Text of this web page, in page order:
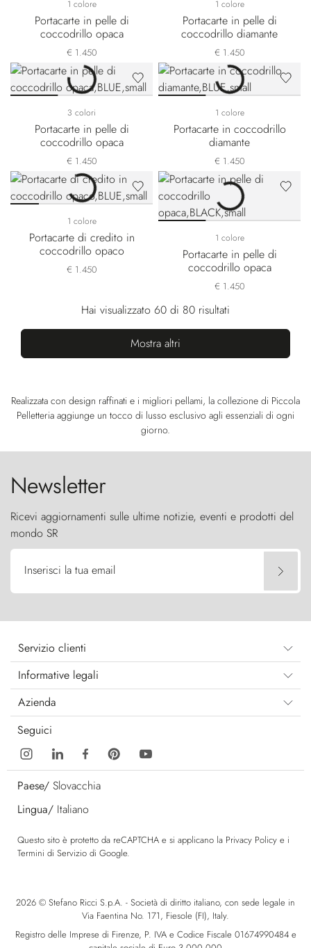
1 colore
Portacarte in pelle di
coccodrillo opaca
€ 1.450
1 colore
Portacarte in pelle di
coccodrillo diamante
€ 1.450
3 colori
Portacarte in pelle di
coccodrillo opaca
€ 1.450
1 colore
Portacarte in coccodrillo
diamante
€ 1.450
1 colore
Portacarte di credito in
coccodrillo opaco
€ 1.450
1 colore
Portacarte in pelle di
coccodrillo opaca
€ 1.450
Hai visualizzato 60 di 80 risultati
Mostra altri
Realizzata con design raffinati e i migliori pellami, la collezione di Piccola
Pelletteria aggiunge un tocco di lusso esclusivo agli essenziali di ogni
giorno.
Newsletter
Ricevi aggiornamenti sulle ultime notizie, eventi e prodotti del
mondo SR
Inserisci la tua email
Servizio clienti
Informative legali
Azienda
Seguici
Paese/ Slovacchia
Lingua/ Italiano
Questo sito è protetto da reCAPTCHA e si applicano la Privacy Policy e i
Termini di Servizio di Google.
2026 © Stefano Ricci S.p.A. - Società di diritto italiano, con sede legale in
Via Faentina No. 171, Fiesole (FI), Italy.
Registro delle Imprese di Firenze, P. IVA e Codice Fiscale 01674990484 e